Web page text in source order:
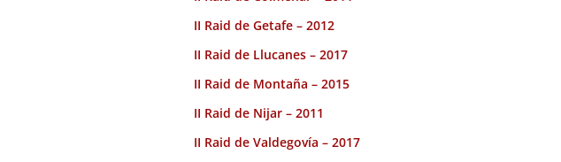
II Raid de Getafe – 2012
II Raid de Llucanes – 2017
II Raid de Montaña – 2015
II Raid de Nijar – 2011
II Raid de Valdegovía – 2017